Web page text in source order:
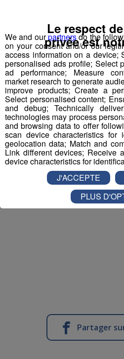
🤝 Le Challenge Trail radio
sommet en partenariat avec
Sport 2000 Scionzier et
Partager
We and ourpartnersdo the
on your consent and/or our
access information on a device;
personalised ads profile; Select
ad performance; Measure
market research to generate
improve products; Create a
Select personalised content;
and debug; Technically
technologies may process
and browsing data to offer
scan device characteristics for
geolocation data; Match and
Link different devices; Receive
device characteristics for
Le respect
privée est
J'ACCEPTE
PLUS